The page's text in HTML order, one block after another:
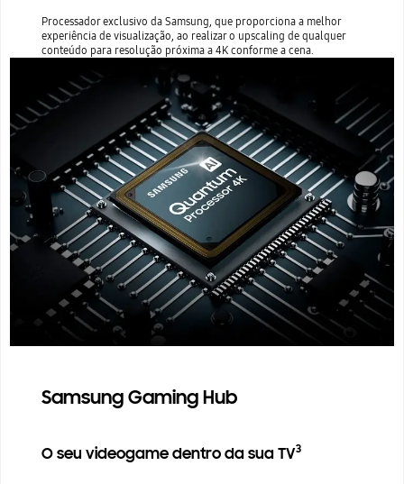
Processador exclusivo da Samsung, que proporciona a melhor
experiência de visualização, ao realizar o upscaling de qualquer
conteúdo para resolução próxima a 4K conforme a cena.
Samsung Gaming Hub
O seu videogame dentro da sua TV3